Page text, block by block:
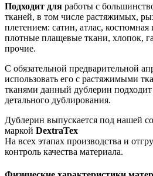
Подходит для работы с
тканей, в том числе растяжимых,
плетением: сатин, атлас, костюмная
плотные плащевые ткани, хлопок,
прочие.
С обязательной предварительной
использовать его с растяжимыми
тканями данный дублерин
детального дублирования.
Дублерин выпускается под нашей
маркой DextraTex
На всех этапах производства и
контроль качества материала.